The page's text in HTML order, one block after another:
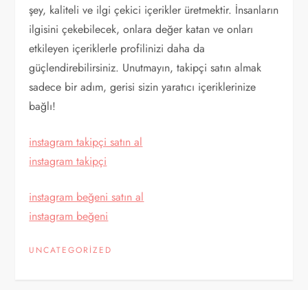
şey, kaliteli ve ilgi çekici içerikler üretmektir. İnsanların
ilgisini çekebilecek, onlara değer katan ve onları
etkileyen içeriklerle profilinizi daha da
güçlendirebilirsiniz. Unutmayın, takipçi satın almak
sadece bir adım, gerisi sizin yaratıcı içeriklerinize
bağlı!
instagram takipçi satın al
instagram takipçi
instagram beğeni satın al
instagram beğeni
UNCATEGORIZED